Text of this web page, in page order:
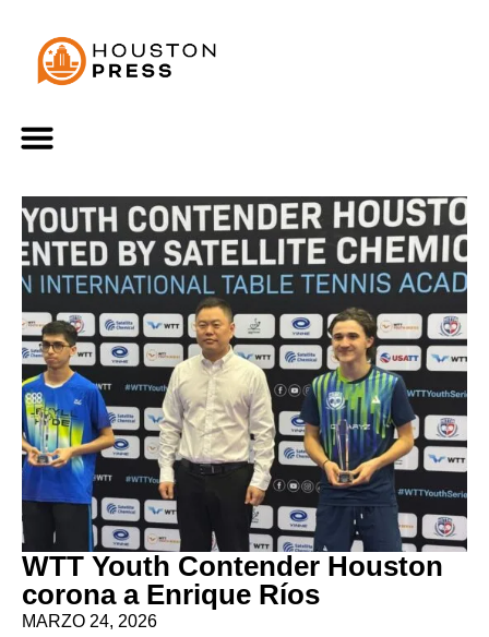
WTT Youth Contender Houston
corona a Enrique Ríos
MARZO 24, 2026